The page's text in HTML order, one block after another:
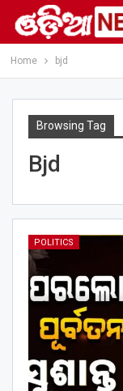
Home bjd
Browsing Tag
Bjd
POLITICS